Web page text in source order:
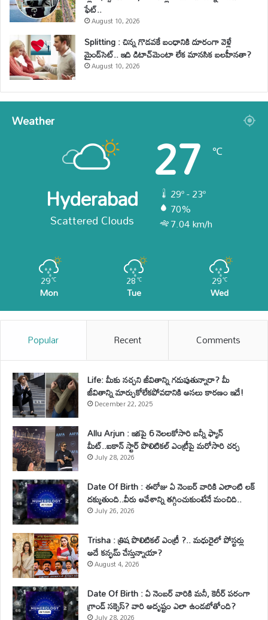
ఫేట్..
August 10, 2026
Splitting : చిన్న గొడవకే బంధానికి దూరంగా వెళ్లే
మైండ్‌సెట్.. ఇది డిటాచ్‌మెంటా లేక మానసిక బలహీనతా?
August 10, 2026
Weather
Hyderabad
Scattered Clouds
27 ℃
29º - 23º
70%
7.04 km/h
29℃
Mon
28℃
Tue
29℃
Wed
Popular Recent Comments
Life: మీకు నచ్చని జీవితాన్ని గడుపుతున్నారా? మీ
జీవితాన్ని మార్చుకోలేకపోవడానికి అసలు కారణం ఇదే!
December 22, 2025
Allu Arjun : ఇకపై 6 నెలలకోసారి బన్నీ ఫ్యాన్
మీట్..ఐకాన్ స్టార్ పొలిటికల్ ఎంట్రీపై మరోసారి చర్చ
July 28, 2026
Date Of Birth : ఈరోజు ఏ నెంబర్ వారికి ఎలాంటి లక్
దక్కుతుంది..వీరు ఆవేశాన్ని తగ్గించుకుంటేనే మంచిది..
July 26, 2026
Trisha : త్రిష పొలిటికల్ ఎంట్రీ ?.. మధురైలో పోస్టర్లు
అదే కన్ఫమ్ చేస్తున్నాయా?
August 4, 2026
Date Of Birth : ఏ నెంబర్ వారికి మనీ, కెరీర్ పరంగా
గ్రాండ్ సక్సెస్? వారి అదృష్టం ఎలా ఉండబోతోంది?